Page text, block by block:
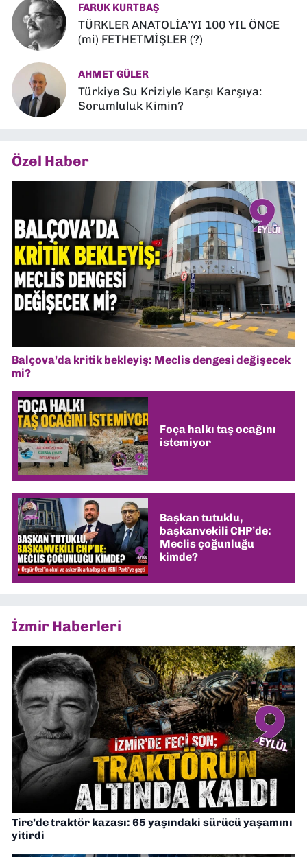
FARUK KURTBAŞ
TÜRKLER ANATOLİA’YI 100 YIL ÖNCE
(mi) FETHETMİŞLER (?)
AHMET GÜLER
Türkiye Su Kriziyle Karşı Karşıya:
Sorumluluk Kimin?
Özel Haber
Balçova’da kritik bekleyiş: Meclis dengesi değişecek
mi?
Foça halkı taş ocağını
istemiyor
Başkan tutuklu,
başkanvekili CHP’de:
Meclis çoğunluğu
kimde?
İzmir Haberleri
Tire’de traktör kazası: 65 yaşındaki sürücü yaşamını
yitirdi